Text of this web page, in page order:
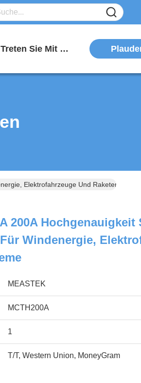
Treten Sie Mit Uns In Verbindung
Elektrofahrzeuge Und Raketensysteme
200A
Windenergie,
MEASTEK
MCTH200A
1
T/T, Western Union, MoneyGram